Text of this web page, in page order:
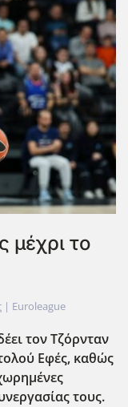
μέχρι το
| Euroleague
τον Τζόρνταν
Εφές, καθώς
τους.